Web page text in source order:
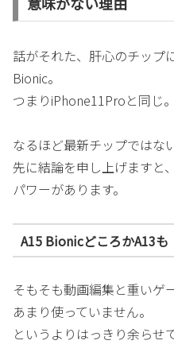
話がそれた、肝心のチップ
Bionic。
つまりiPhone11Proと同じ
なるほど最新チップではな
先に結論を申し上げますと
パワーがあります。
A15 BionicどころかA13も
そもそも動画編集と重いゲ
あまり使っていません。
というよりはっきり余らせ